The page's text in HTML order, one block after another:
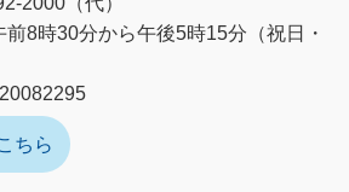
前8時30分から午後5時15分（祝日・
ちら